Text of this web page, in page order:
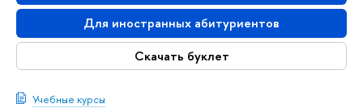
Для иностранных абитуриентов
Скачать буклет
Учебные курсы